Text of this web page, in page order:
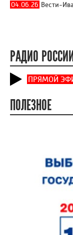
04.06.26 Вести-
РАДИО
ПРЯМОЙ
ПОЛЕЗНОЕ